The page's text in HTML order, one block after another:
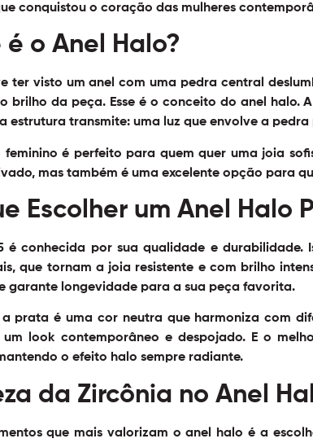
conquistou o coração das mulheres
é o Anel Halo?
ter visto um anel com uma pedra central
brilho da peça. Esse é o conceito do anel halo.
estrutura transmite: uma luz que envolve a
feminino é perfeito para quem quer uma joia
mas também é uma excelente opção para
Escolher um Anel Halo
é conhecida por sua qualidade e durabilidade.
que tornam a joia resistente e com brilho
garante longevidade para a sua peça favorita.
a prata é uma cor neutra que harmoniza com
um look contemporâneo e despojado. E o
o efeito halo sempre radiante.
da Zircônia no Anel
que mais valorizam o anel halo é a